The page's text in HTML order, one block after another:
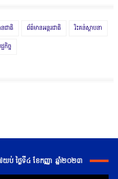
ជាតិ ព័ត៌មានអន្តរជាតិ រិះគន់ស្ថាបនា
កិច្ច
ថ្ងៃទី៤ ខែកញ្ញា ឆ្នាំ២០២៣